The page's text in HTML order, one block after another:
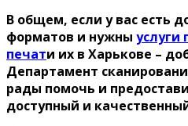
В общем, если у вас есть
форматов и нужны услуги
печати их в Харькове –
Департамент
рады помочь и
доступный и